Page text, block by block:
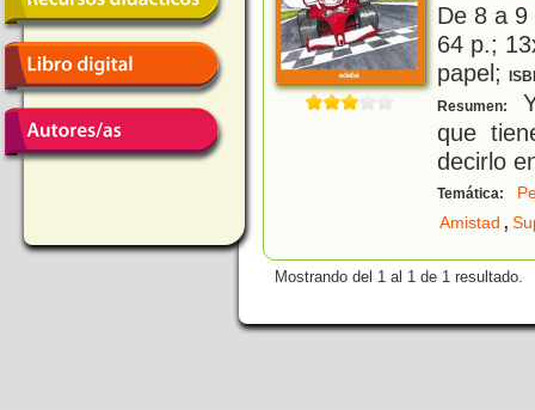
De 8 a
64 p.;
papel;
Resumen:
que
decirlo
Temática:
Amistad ,
Mostrando del 1 al 1 de 1 resultado.